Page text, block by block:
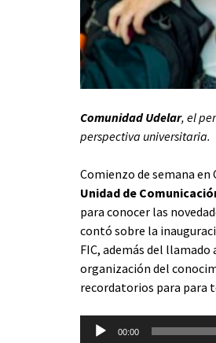
Comunidad Udelar, el
perspectiva universitaria.
Comienzo de semana
Unidad de
para conocer las
contó sobre la
FIC, además del llamado
organización del
recordatorios para para
Reproductor
00:00